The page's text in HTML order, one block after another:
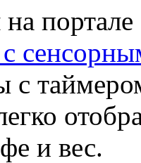
на портале
с
и вес.